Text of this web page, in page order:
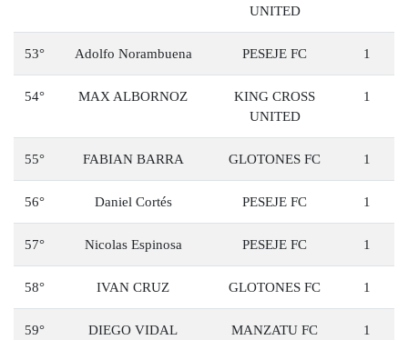
UNITED
53° Adolfo Norambuena PESEJE FC 1
54° MAX ALBORNOZ
KING CROSS
UNITED
1
55° FABIAN BARRA GLOTONES FC 1
56° Daniel Cortés PESEJE FC 1
57° Nicolas Espinosa PESEJE FC 1
58° IVAN CRUZ GLOTONES FC 1
59° DIEGO VIDAL MANZATU FC 1